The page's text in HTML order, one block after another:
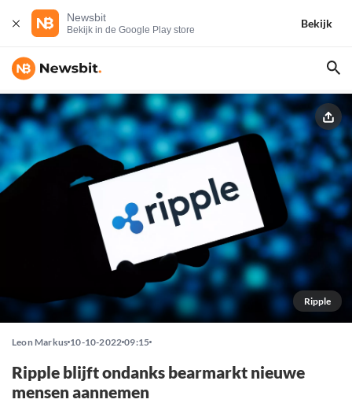
Newsbit
Bekijk in de Google Play store
Bekijk
Ripple
Leon Markus 10-10-2022 09:15
Ripple blijft ondanks bearmarkt nieuwe
mensen aannemen